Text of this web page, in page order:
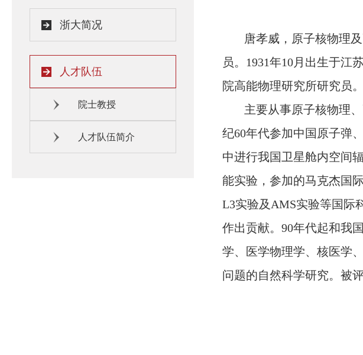
浙大简况
人才队伍
院士教授
人才队伍简介
唐孝威， 原子核物理
员。 1931年10月出生于江
院高能物理研究所研究员。
主要从事原子核物理
纪60年代参加中国原子弹
中进行我国卫星舱内空间
能实验，参加的马克杰国
L3实验及AMS实验等国际
作出贡献。90年代起和我
学、医学物理学、核医学
问题的自然科学研究。 被